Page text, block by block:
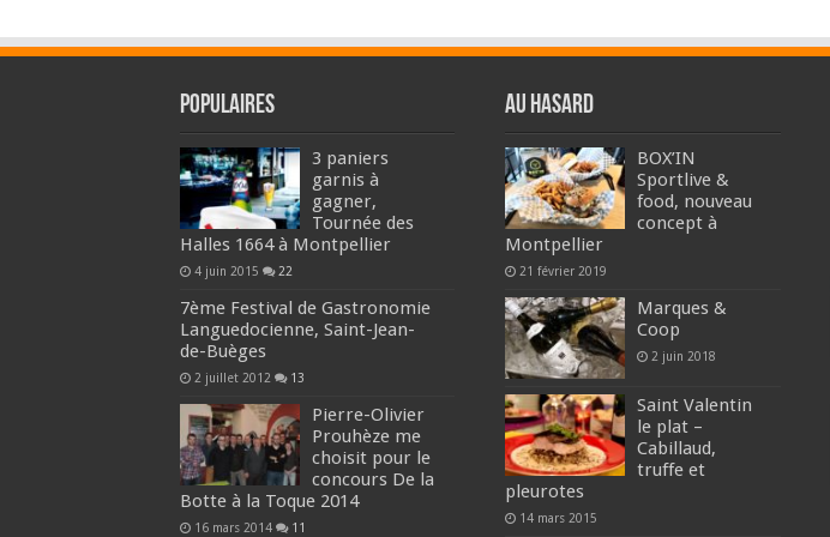
Populaires
3 paniers
garnis à
gagner,
Tournée des
Halles 1664 à Montpellier
4 juin 2015 22
7ème Festival de Gastronomie
Languedocienne, Saint-Jean-
de-Buèges
2 juillet 2012 13
Pierre-Olivier
Prouhèze me
choisit pour le
concours De la
Botte à la Toque 2014
16 mars 2014 11
Au hasard
BOX’IN
Sportlive &
food, nouveau
concept à
Montpellier
21 février 2019
Marques &
Coop
2 juin 2018
Saint Valentin
le plat –
Cabillaud,
truffe et
pleurotes
14 mars 2015